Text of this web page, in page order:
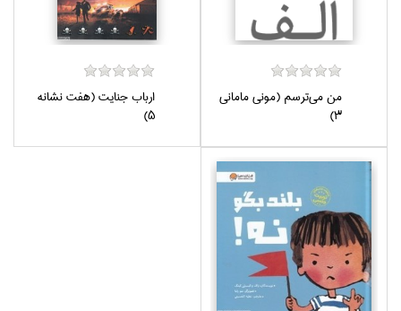
من مي‌ترسم (موني ماماني
3)
ارباب جنايت (هفت نشانه
5)